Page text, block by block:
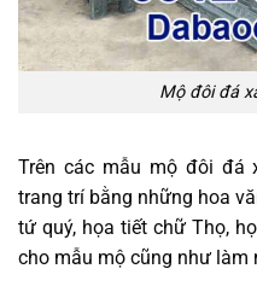
Mộ đôi đá
Trên các mẫu mộ đôi đá
trang trí bằng những hoa
tứ quý, họa tiết chữ Thọ,
cho mẫu mộ cũng như làm